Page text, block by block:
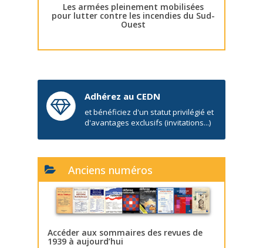
Les armées pleinement mobilisées
pour lutter contre les incendies du Sud-
Ouest
Adhérez au CEDN
et bénéficiez d'un statut privilégié et
d'avantages exclusifs (invitations...)
Anciens numéros
Accéder aux sommaires des revues de
1939 à aujourd’hui